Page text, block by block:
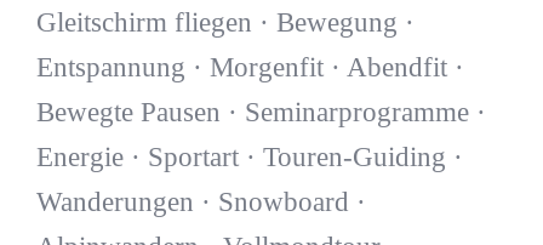
Gleitschirm fliegen · Bewegung ·
Entspannung · Morgenfit · Abendfit ·
Bewegte Pausen · Seminarprogramme ·
Energie · Sportart · Touren-Guiding ·
Wanderungen · Snowboard ·